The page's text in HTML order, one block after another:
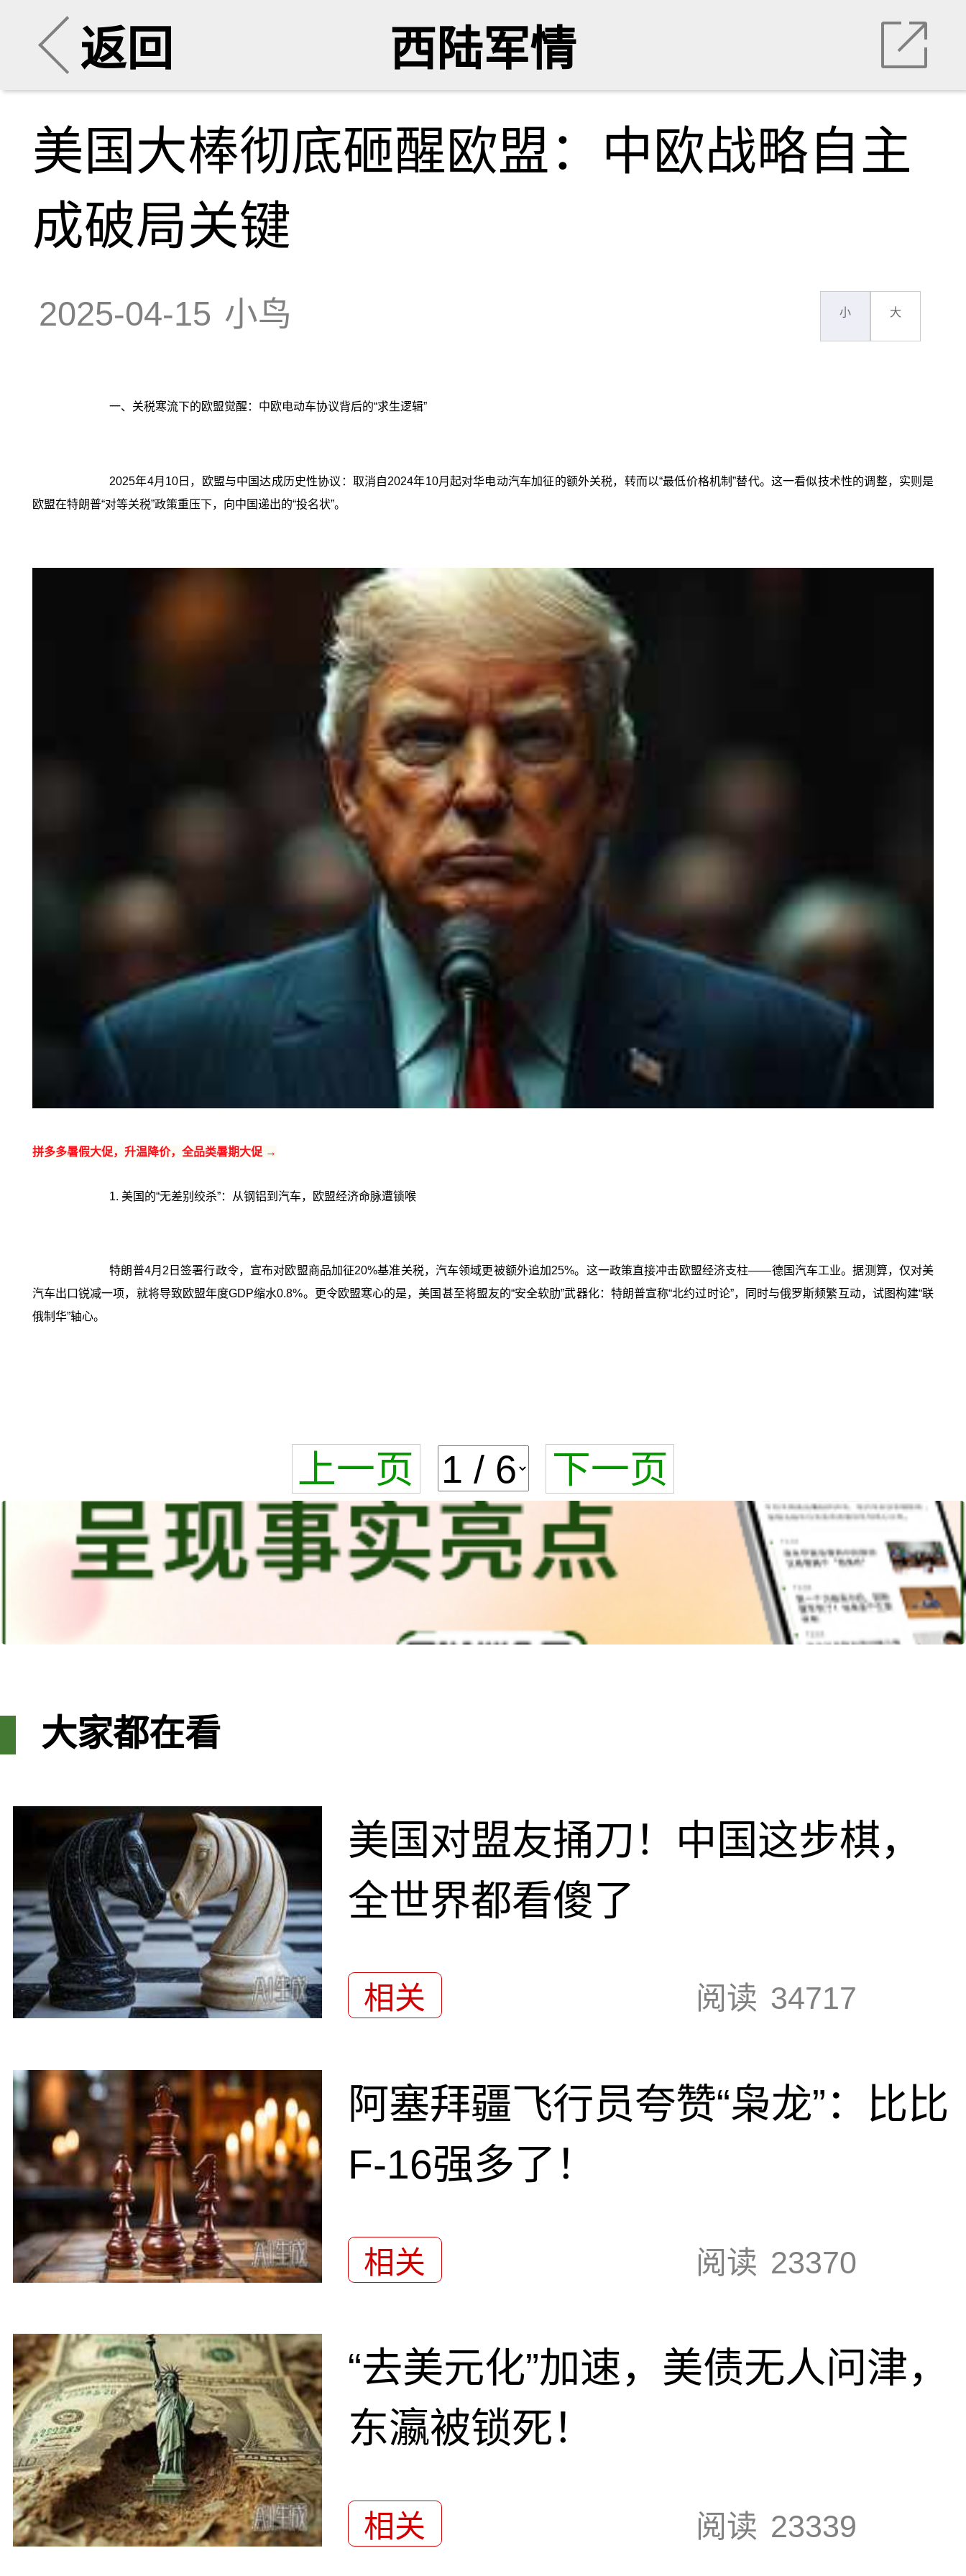
返回 西陆军情
美国大棒彻底砸醒欧盟：中欧战略自主
成破局关键
2025-04-15 小鸟 小 大
一、关税寒流下的欧盟觉醒：中欧电动车协议背后的“求生逻辑”
2025年4月10日，欧盟与中国达成历史性协议：取消自2024年10月起对华电动汽车加征的额外关税，转而以“最低价格机制”替代。这一看似技术性的调整，实则是
欧盟在特朗普“对等关税”政策重压下，向中国递出的“投名状”。
拼多多暑假大促，升温降价，全品类暑期大促 →
1. 美国的“无差别绞杀”：从钢铝到汽车，欧盟经济命脉遭锁喉
特朗普4月2日签署行政令，宣布对欧盟商品加征20%基准关税，汽车领域更被额外追加25%。这一政策直接冲击欧盟经济支柱——德国汽车工业。据测算，仅对美
汽车出口锐减一项，就将导致欧盟年度GDP缩水0.8%。更令欧盟寒心的是，美国甚至将盟友的“安全软肋”武器化：特朗普宣称“北约过时论”，同时与俄罗斯频繁互动，试图构建“联
俄制华”轴心。
上一页 下一页
大家都在看
美国对盟友捅刀！中国这步棋，
全世界都看傻了
相关 阅读 34717
阿塞拜疆飞行员夸赞“枭龙”：比比
F-16强多了！
相关 阅读 23370
“去美元化”加速，美债无人问津，
东瀛被锁死！
相关 阅读 23339